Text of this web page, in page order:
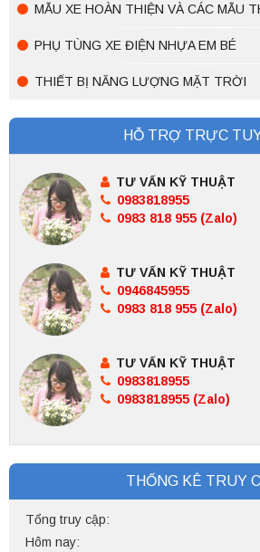
MẪU XE HOÀN THIỆN VÀ CÁC MẪU
PHỤ TÙNG XE ĐIỆN NHỰA EM BÉ
THIẾT BỊ NĂNG LƯỢNG MẶT TRỜI
HỖ TRỢ TRỰC
TƯ VẤN KỸ THUẬT
0983818955
0983 818 955 (Zalo)
TƯ VẤN KỸ THUẬT
0946845955
0983 818 955 (Zalo)
TƯ VẤN KỸ THUẬT
0983818955
0983818955 (Zalo)
THỐNG KÊ TRUY
Tổng truy cập:
Hôm nay: